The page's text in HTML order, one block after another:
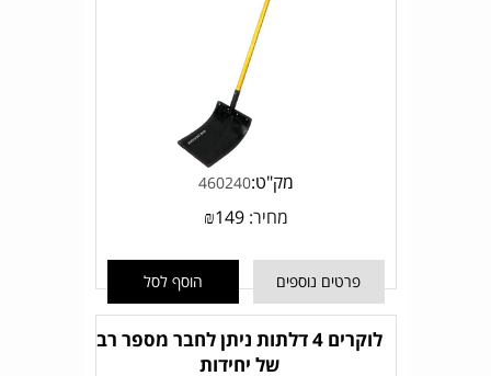
מק"ט:460240
מחיר: ₪149
פרטים נוספים הוסף לסל
לוקרים 4 דלתות ניתן לחבר מספר רב
של יחידות